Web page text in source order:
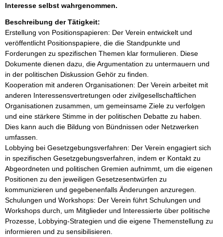
Interesse selbst wahrgenommen.
Beschreibung der Tätigkeit:
Erstellung von Positionspapieren: Der Verein entwickelt und
veröffentlicht Positionspapiere, die die Standpunkte und
Forderungen zu spezifischen Themen klar formulieren. Diese
Dokumente dienen dazu, die Argumentation zu untermauern und
in der politischen Diskussion Gehör zu finden.
Kooperation mit anderen Organisationen: Der Verein arbeitet mit
anderen Interessensvertretungen oder zivilgesellschaftlichen
Organisationen zusammen, um gemeinsame Ziele zu verfolgen
und eine stärkere Stimme in der politischen Debatte zu haben.
Dies kann auch die Bildung von Bündnissen oder Netzwerken
umfassen.
Lobbying bei Gesetzgebungsverfahren: Der Verein engagiert sich
in spezifischen Gesetzgebungsverfahren, indem er Kontakt zu
Abgeordneten und politischen Gremien aufnimmt, um die eigenen
Positionen zu den jeweiligen Gesetzesentwürfen zu
kommunizieren und gegebenenfalls Änderungen anzuregen.
Schulungen und Workshops: Der Verein führt Schulungen und
Workshops durch, um Mitglieder und Interessierte über politische
Prozesse, Lobbying-Strategien und die eigene Themenstellung zu
informieren und zu sensibilisieren.